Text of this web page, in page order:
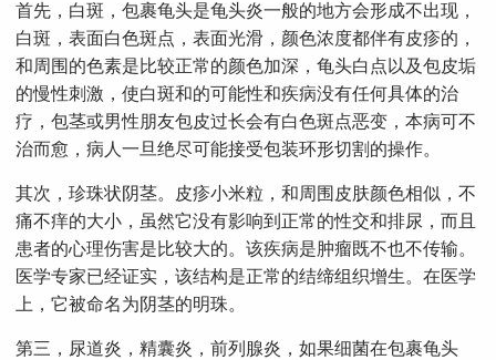
首先，白斑，包裹龟头是龟头炎一般的地方会形成不出现，
白斑，表面白色斑点，表面光滑，颜色浓度都伴有皮疹的，
和周围的色素是比较正常的颜色加深，龟头白点以及包皮垢
的慢性刺激，使白斑和的可能性和疾病没有任何具体的治
疗，包茎或男性朋友包皮过长会有白色斑点恶变，本病可不
治而愈，病人一旦绝尽可能接受包装环形切割的操作。
其次，珍珠状阴茎。皮疹小米粒，和周围皮肤颜色相似，不
痛不痒的大小，虽然它没有影响到正常的性交和排尿，而且
患者的心理伤害是比较大的。该疾病是肿瘤既不也不传输。
医学专家已经证实，该结构是正常的结缔组织增生。在医学
上，它被命名为阴茎的明珠。
第三，尿道炎，精囊炎，前列腺炎，如果细菌在包裹龟头